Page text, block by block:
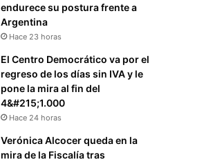
endurece su postura frente a
Argentina
Hace 23 horas
El Centro Democrático va por el
regreso de los días sin IVA y le
pone la mira al fin del
4&#215;1.000
Hace 24 horas
Verónica Alcocer queda en la
mira de la Fiscalía tras